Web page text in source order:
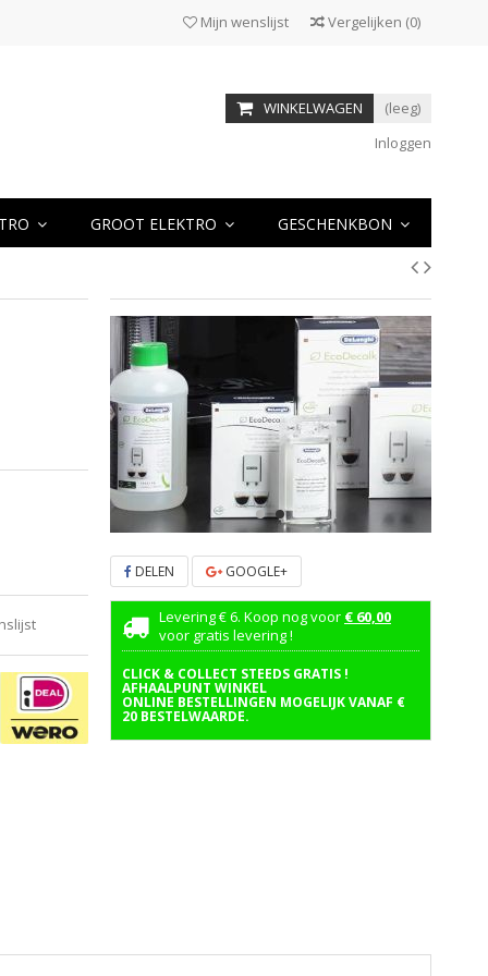
Vergelijken (0)
Mijn wenslijst
WINKELWAGEN
(leeg)
Inloggen
GROOT ELEKTRO GESCHENKBON
DELEN GOOGLE+
Levering € 6. Koop nog voor € 60,00
voor gratis levering !
CLICK & COLLECT STEEDS GRATIS !
AFHAALPUNT WINKEL
ONLINE BESTELLINGEN MOGELIJK VANAF €
20 BESTELWAARDE.